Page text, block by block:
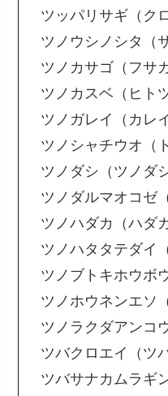
ツッパリサギ（ク
ツノウシノシタ（
ツノカサゴ（フサ
ツノカスベ（ヒト
ツノガレイ（カレ
ツノシャチウオ（
ツノダシ（ツノダ
ツノダルマオコゼ
ツノハダカ（ハダ
ツノハタタテダイ
ツノブトキホウボ
ツノホウネンエソ
ツノラクダアンコ
ツバクロエイ（ツ
ツバサナカムラギ